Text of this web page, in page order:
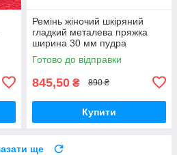
Ремінь жіночий шкіряний
гладкий металева пряжка
ширина 30 мм пудра
Готово до відправки
845,50 ₴ 890 ₴
Купити
ще